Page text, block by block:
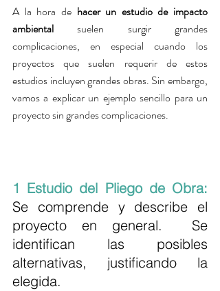
A la hora de hacer un estudio de impacto
ambiental suelen surgir grandes
complicaciones, en especial cuando los
proyectos que suelen requerir de estos
estudios incluyen grandes obras. Sin embargo,
vamos a explicar un ejemplo sencillo para un
proyecto sin grandes complicaciones.
Se comprende y describe el
proyecto en general.  Se
identifican las posibles
alternativas, justificando la
elegida.